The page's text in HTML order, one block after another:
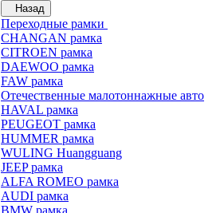
Назад
Переходные рамки
CHANGAN рамка
CITROEN рамка
DAEWOO рамка
FAW рамка
Отечественные малотоннажные авто
HAVAL рамка
PEUGEOT рамка
HUMMER рамка
WULING Huangguang
JEEP рамка
ALFA ROMEO рамка
AUDI рамка
BMW рамка